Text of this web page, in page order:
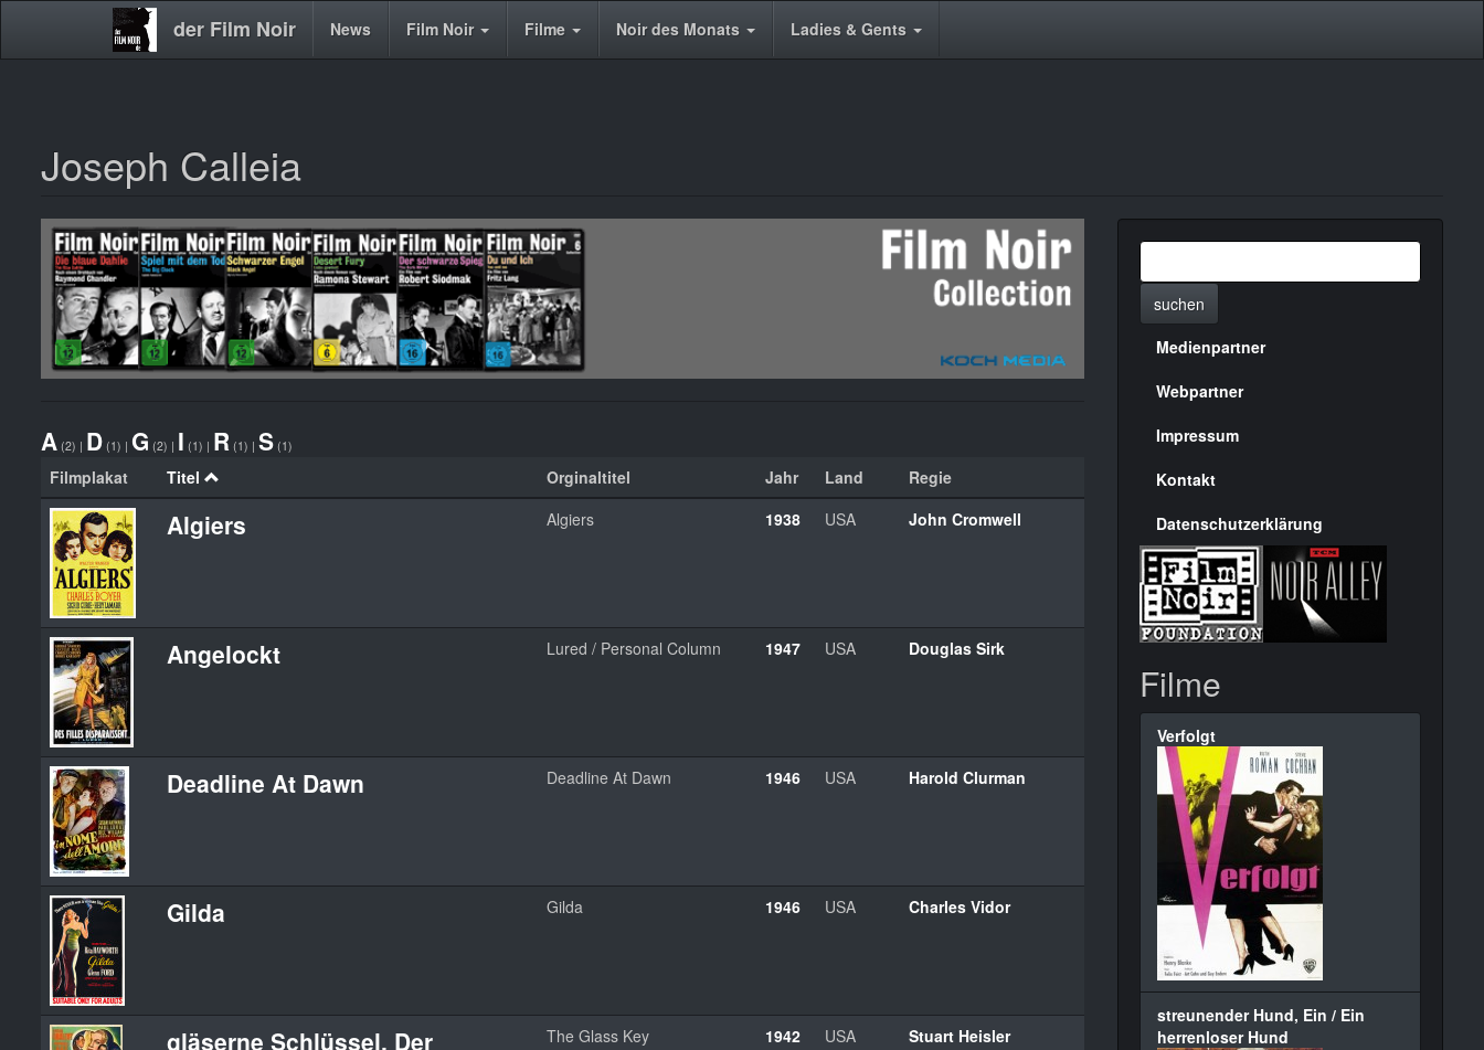
der Film Noir
Main News Film Noir Filme Noir des Monats Ladies & Gents
Joseph Calleia
A (2) | D (1) | G (2) | I (1) | R (1) | S (1)
Filmplakat Titel Orginaltitel Jahr Land Regie
Algiers Algiers 1938 USA John Cromwell
Angelockt Lured / Personal Column 1947 USA Douglas Sirk
Deadline At Dawn Deadline At Dawn 1946 USA Harold Clurman
Gilda Gilda 1946 USA Charles Vidor
gläserne Schlüssel, Der The Glass Key 1942 USA Stuart Heisler
suchen
Menülinks
rechte
Seite
Medienpartner
Webpartner
Impressum
Kontakt
Datenschutzerklärung
Filme
Verfolgt
streunender Hund, Ein / Ein
herrenloser Hund